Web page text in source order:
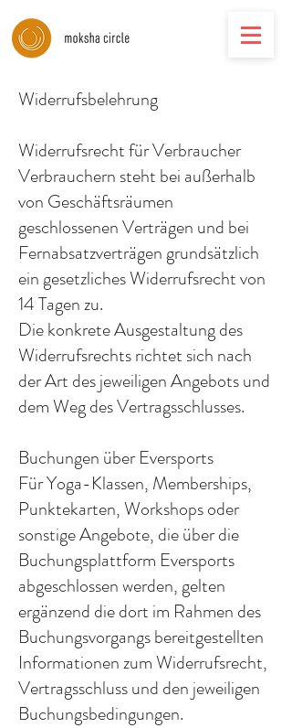
Widerrufsbelehrung
Widerrufsrecht für Verbraucher
Verbrauchern steht bei außerhalb
von Geschäftsräumen
geschlossenen Verträgen und bei
Fernabsatzverträgen grundsätzlich
ein gesetzliches Widerrufsrecht von
14 Tagen zu.
Die konkrete Ausgestaltung des
Widerrufsrechts richtet sich nach
der Art des jeweiligen Angebots und
dem Weg des Vertragsschlusses.
Buchungen über Eversports
Für Yoga-Klassen, Memberships,
Punktekarten, Workshops oder
sonstige Angebote, die über die
Buchungsplattform Eversports
abgeschlossen werden, gelten
ergänzend die dort im Rahmen des
Buchungsvorgangs bereitgestellten
Informationen zum Widerrufsrecht,
Vertragsschluss und den jeweiligen
Buchungsbedingungen.